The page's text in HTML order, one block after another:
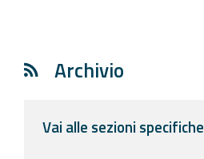
Il progetto
Emilia-
Archivio
Vai alle sezioni specifiche